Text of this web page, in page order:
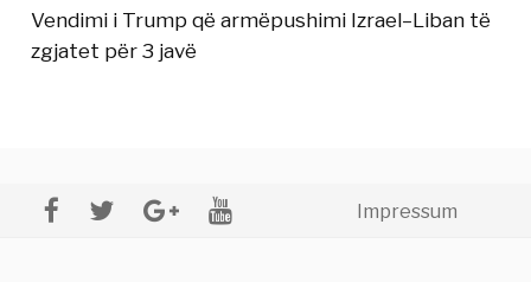
Vendimi i Trump që armëpushimi Izrael–Liban të
zgjatet për 3 javë
Impressum